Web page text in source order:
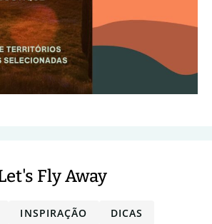
Fly Away
INSPIRAÇÃO
DICAS